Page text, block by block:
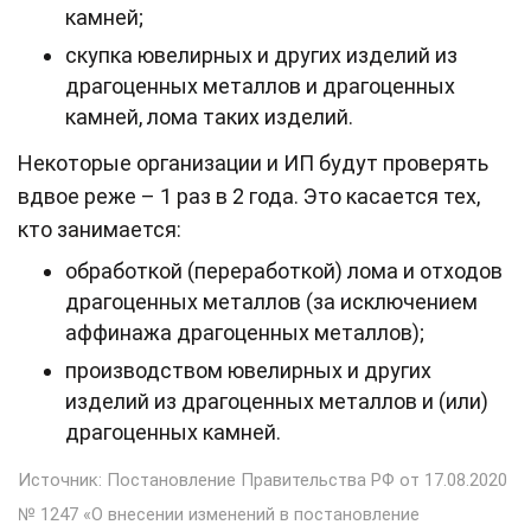
камней;
скупка ювелирных и других изделий из
драгоценных металлов и драгоценных
камней, лома таких изделий.
Некоторые организации и ИП будут проверять
вдвое реже – 1 раз в 2 года. Это касается тех,
кто занимается:
обработкой (переработкой) лома и отходов
драгоценных металлов (за исключением
аффинажа драгоценных металлов);
производством ювелирных и других
изделий из драгоценных металлов и (или)
драгоценных камней.
Источник: Постановление Правительства РФ от 17.08.2020
№ 1247 «О внесении изменений в постановление